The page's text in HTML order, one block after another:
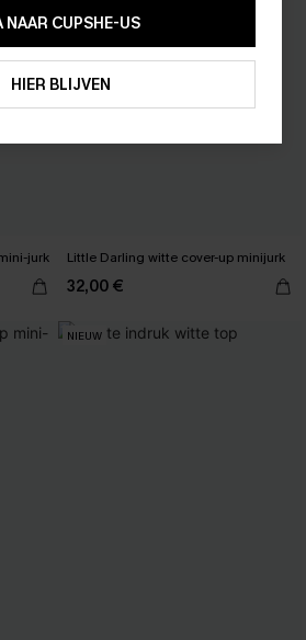
jurk Little Darling witte cover-up minijurk
32,00 €
NIEUW
NAAR CUPSHE-US
HIER BLIJVEN
KORTING OP 2ST+
ABONNEREN